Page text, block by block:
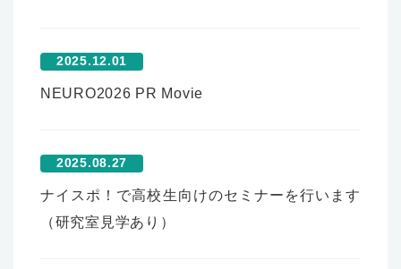
2025.12.01
NEURO2026 PR Movie
2025.08.27
ナイスポ！で高校生向けのセミナーを行います
（研究室見学あり）